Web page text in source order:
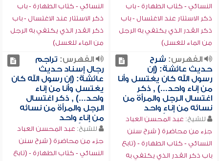
النسائي - كتاب الطهارة - باب
ذكر الاستتار عند الاغتسال - باب
ذكر القدر الذي يكتفي به الرجل
من الماء للغسل)
النسائي - كتاب الطهارة - باب
ذكر الاستتار عند الاغتسال - باب
ذكر القدر الذي يكتفي به الرجل
من الماء للغسل)
الفهرس: شرح
حديث عائشة: (إن
رسول الله كان يغتسل وأنا
من إناء واحد...) , ذكر
اغتسال الرجل والمرأة من
نسائه من إناءٍ واحد
للشيخ: عبد المحسن العباد
جزء من محاضرة ( شرح سنن
النسائي - كتاب الطهارة - (تابع
باب ذكر القدر الذي يكتفي به
الفهرس: تراجم
رجال إسناد حديث
عائشة: (إن رسول الله كان
يغتسل وأنا من إناء
واحد...) , ذكر اغتسال
الرجل والمرأة من نسائه
من إناءٍ واحد
للشيخ: عبد المحسن العباد
جزء من محاضرة ( شرح سنن
النسائي - كتاب الطهارة - (تابع